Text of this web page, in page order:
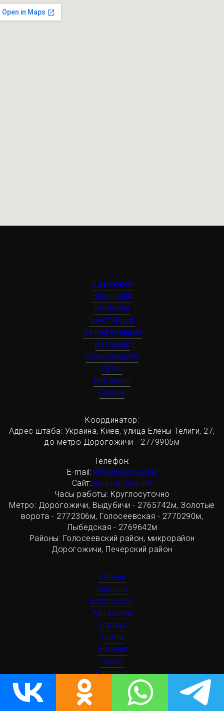
О движении
Наши цели
Контакты
Конституция
За Референдум
Вакансии
Сбор средств
Путин
Все акции
Газеты
Координатор:
Адрес штаба: Украина, Киев, улица Елены Телиги, 27,
до метро Дорогожичи - 2779905м
Телефон:
Е-mail: info@rabstvu.net
Сайт: kiev.rabstvu.net
Часы работы: Круглосуточно
Метро: Дорогожичи, Выдубичи - 2765742м, Золотые
ворота - 2772306м, Голосеевская - 2770290м,
Лыбедская - 2769642м
Районы: Голосеевский район, микрорайон
Дорогожичи, Печерский район
Россия
Украина
Белоруссия
Казахстан
Латвия
Литва
Эстония
Грузия
Киргизия
Молдавия
Таджикистан